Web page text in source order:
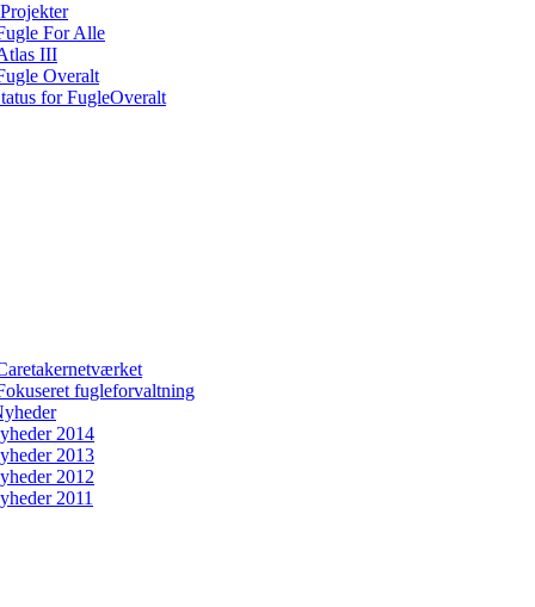
Projekter
For Alle
III
Overalt
for FugleOveralt
fugleforvaltning
2014
2013
2012
2011